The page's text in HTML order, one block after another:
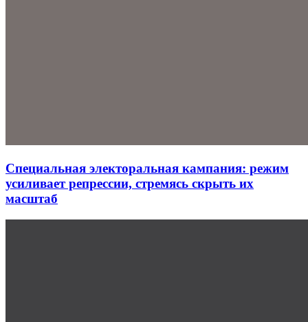
Специальная электоральная кампания: режим
усиливает репрессии, стремясь скрыть их
масштаб